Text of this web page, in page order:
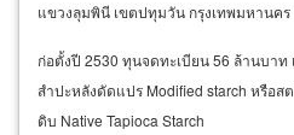
แขวงลุมพินี เขตปทุมวัน กรุงเทพมหานคร
ก่อตั้งปี 2530 ทุนจดทะเบียน 56 ล้านบา
สำปะหลังดัดแปร Modified starch หรือส
ดิบ Native Tapioca Starch